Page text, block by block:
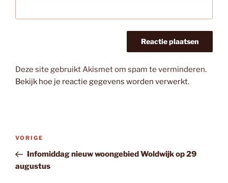
Deze site gebruikt Akismet om spam te verminderen.
Bekijk hoe je reactie gegevens worden verwerkt.
Bericht
Vorig
bericht
VORIGE
Infomiddag nieuw woongebied Woldwijk op 29
augustus